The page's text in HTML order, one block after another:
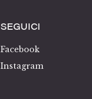
SEGUICI
Facebook
Instagram